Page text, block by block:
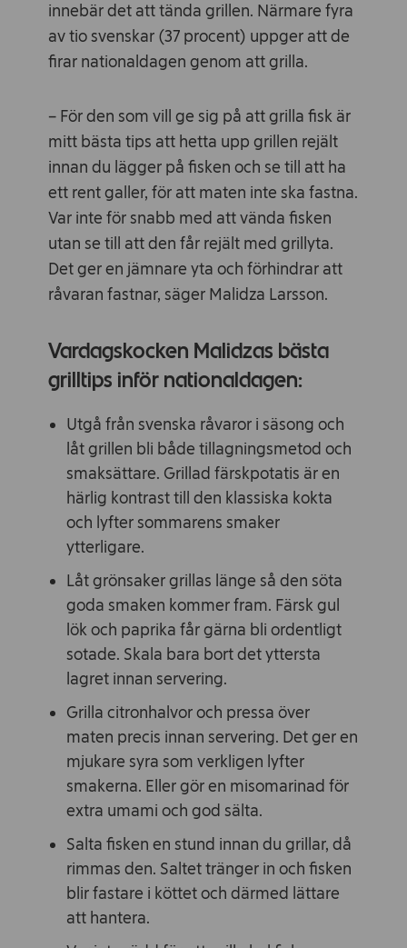
innebär det att tända grillen. Närmare fyra
av tio svenskar (37 procent) uppger att de
firar nationaldagen genom att grilla.
– För den som vill ge sig på att grilla fisk är
mitt bästa tips att hetta upp grillen rejält
innan du lägger på fisken och se till att ha
ett rent galler, för att maten inte ska fastna.
Var inte för snabb med att vända fisken
utan se till att den får rejält med grillyta.
Det ger en jämnare yta och förhindrar att
råvaran fastnar, säger Malidza Larsson.
Vardagskocken Malidzas bästa
grilltips inför nationaldagen:
Utgå från svenska råvaror i säsong och
låt grillen bli både tillagningsmetod och
smaksättare. Grillad färskpotatis är en
härlig kontrast till den klassiska kokta
och lyfter sommarens smaker
ytterligare.
Låt grönsaker grillas länge så den söta
goda smaken kommer fram. Färsk gul
lök och paprika får gärna bli ordentligt
sotade. Skala bara bort det yttersta
lagret innan servering.
Grilla citronhalvor och pressa över
maten precis innan servering. Det ger en
mjukare syra som verkligen lyfter
smakerna. Eller gör en misomarinad för
extra umami och god sälta.
Salta fisken en stund innan du grillar, då
rimmas den. Saltet tränger in och fisken
blir fastare i köttet och därmed lättare
att hantera.